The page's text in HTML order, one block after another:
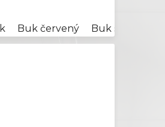
17271/2367 světle béžová
Buk světlý Dub
Buk červený Buk světlý